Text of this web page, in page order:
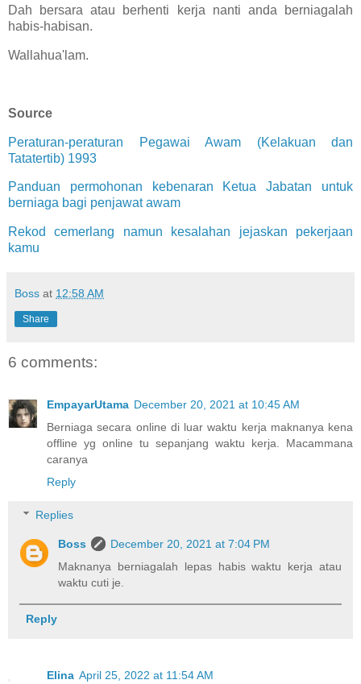
Dah bersara atau berhenti kerja nanti anda berniagalah
habis-habisan.
Wallahua'lam.
Source
Peraturan-peraturan Pegawai Awam (Kelakuan dan
Tatatertib) 1993
Panduan permohonan kebenaran Ketua Jabatan untuk
berniaga bagi penjawat awam
Rekod cemerlang namun kesalahan jejaskan pekerjaan
kamu
Boss at 12:58 AM
Share
6 comments:
EmpayarUtama December 20, 2021 at 10:45 AM
Berniaga secara online di luar waktu kerja maknanya kena
offline yg online tu sepanjang waktu kerja. Macammana
caranya
Reply
Replies
Boss
December 20, 2021 at 7:04 PM
Maknanya berniagalah lepas habis waktu kerja atau
waktu cuti je.
Reply
Elina April 25, 2022 at 11:54 AM